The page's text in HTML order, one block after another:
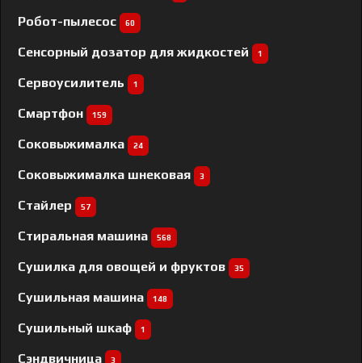
Робот-пылесос 60
Сенсорный дозатор для жидкостей 1
Сервоусилитель 1
Смартфон 159
Соковыжималка 24
Соковыжималка шнековая 3
Стайлер 57
Стиральная машина 568
Сушилка для овощей и фруктов 35
Сушильная машина 148
Сушильный шкаф 1
Сэндвичница 3